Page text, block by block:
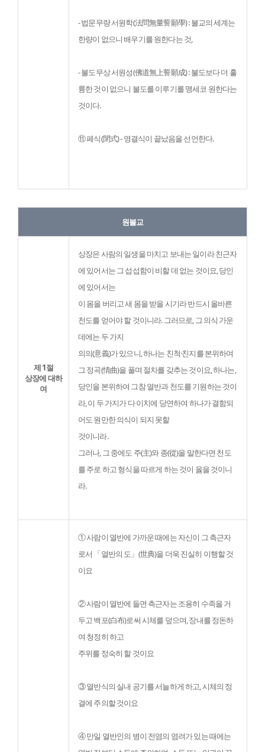
- 법문무량 서원학(法問無量誓願學) : 불교의 세계는
한량이 없으니 배우기를 원한다는 것,
- 불도무상 서원성(佛道無上誓願成) : 불도보다 더 훌
륭한 것이 없으니 불도를 이루기를 맹세코 원한다는
것이다.
⑪ 폐식(閉式) - 영결식이 끝났음을 선언한다.
원불교
제 1절
상장에 대하
여
상장은 사람의 일생을 마치고 보내는 일이라 친근자
에 있어서는 그 섭섭함이 비할 데 없는 것이요, 당인
에 있어서는
이 몸을 버리고 새 몸을 받을 시기라 반드시 올바른
천도를 얻어야 할 것이니라. 그러므로, 그 의식 가운
데에는 두 가지
의의(意義)가 있으니, 하나는 친척·친지를 본위하여
그 정곡(情曲)을 풀며 절차를 갖추는 것이요, 하나는,
당인을 본위하여 그참 열반과 천도를 기원하는 것이
라, 이 두 가지가 다 이치에 당연하여 하나가 결함되
어도 원만한 의식이 되지 못할
것이니라.
그러나, 그 중에도 주(主)와 종(從)을 말한다면 천도
를 주로 하고 형식을 따르게 하는 것이 옳을 것이니
라.
① 사람이 열반에 가까운 때에는 자신이 그 측근자
로서 「열반의 도」(世典)을 더욱 진실히 이행할 것
이요
② 사람이 열반에 들면 측근자는 조용히 수족을 거
두고 백포(白布)로써 시체를 덮으며, 장내를 정돈하
여 청정히 하고
주위를 정숙히 할 것이요
③ 열반식의 실내 공기를 서늘하게 하고, 시체의 정
결에 주의할 것이요
④ 만일 열반인의 병이 전염의 염려가 있는 때에는